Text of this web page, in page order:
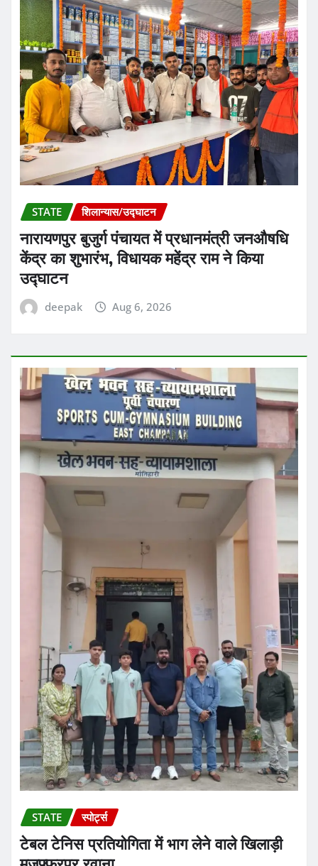
STATE शिलान्यास/उद्घाटन
नारायणपुर बुजुर्ग पंचायत में प्रधानमंत्री जनऔषधि
केंद्र का शुभारंभ, विधायक महेंद्र राम ने किया
उद्घाटन
deepak Aug 6, 2026
STATE स्पोर्ट्स
टेबल टेनिस प्रतियोगिता में भाग लेने वाले खिलाड़ी